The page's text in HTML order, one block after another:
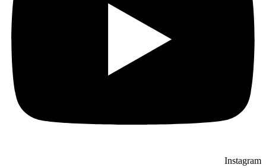
Instagram